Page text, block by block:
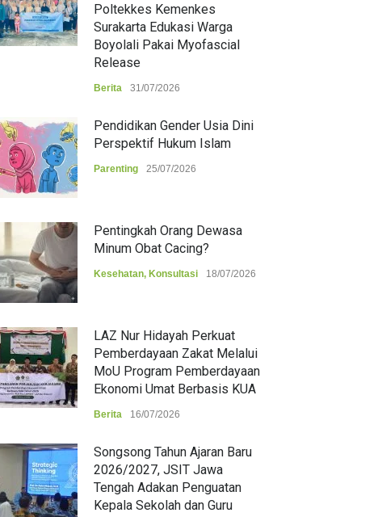
Poltekkes Kemenkes
Surakarta Edukasi Warga
Boyolali Pakai Myofascial
Release
Berita 31/07/2026
Pendidikan Gender Usia Dini
Perspektif Hukum Islam
Parenting 25/07/2026
Pentingkah Orang Dewasa
Minum Obat Cacing?
Kesehatan, Konsultasi 18/07/2026
LAZ Nur Hidayah Perkuat
Pemberdayaan Zakat Melalui
MoU Program Pemberdayaan
Ekonomi Umat Berbasis KUA
Berita 16/07/2026
Songsong Tahun Ajaran Baru
2026/2027, JSIT Jawa
Tengah Adakan Penguatan
Kepala Sekolah dan Guru